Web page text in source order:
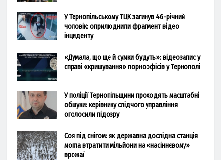
У Тернопільському ТЦК загинув 46-річний
чоловік: оприлюднили фрагмент відео
інциденту
«Думала, що ще й сумки будуть»: відеозапис у
справі «кришування» порноофісів у Тернополі
У поліції Тернопільщини проходять масштабні
обшуки: керівнику слідчого управління
оголосили підозру
Соя під снігом: як державна дослідна станція
могла втратити мільйони на «насіннєвому»
врожаї